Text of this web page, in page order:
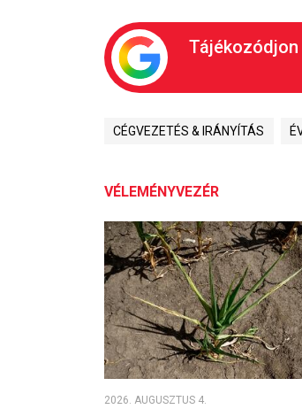
CÉGVEZETÉS & IRÁNYÍTÁS
VÉLEMÉNYVEZÉR
2026. AUGUSZTUS 4.